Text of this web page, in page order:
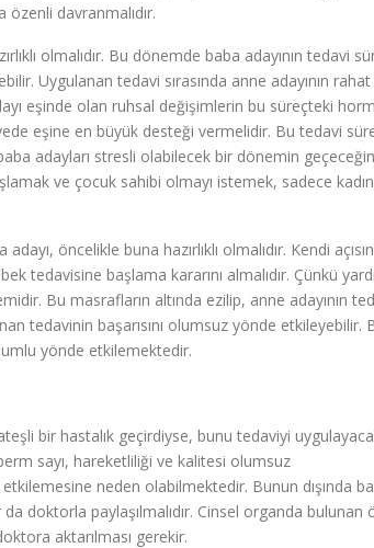
davranmalıdır.
olmalıdır. Bu dönemde baba adayının tedavi
Uygulanan tedavi sırasında anne adayının rahat
eşinde olan ruhsal değişimlerin bu süreçteki
eşine en büyük desteği vermelidir. Bu tedavi
adayları stresli olabilecek bir dönemin
ve çocuk sahibi olmayı istemek, sadece
öncelikle buna hazırlıklı olmalıdır. Kendi
tedavisine başlama kararını almalıdır. Çünkü
Bu masrafların altında ezilip, anne adayının
tedavinin başarısını olumsuz yönde etkileyebilir.
yönde etkilemektedir.
bir hastalık geçirdiyse, bunu tedaviyi
sayı, hareketliliği ve kalitesi olumsuz
neden olabilmektedir. Bunun dışında
doktorla paylaşılmalıdır. Cinsel organda bulunan
aktarılması gerekir.